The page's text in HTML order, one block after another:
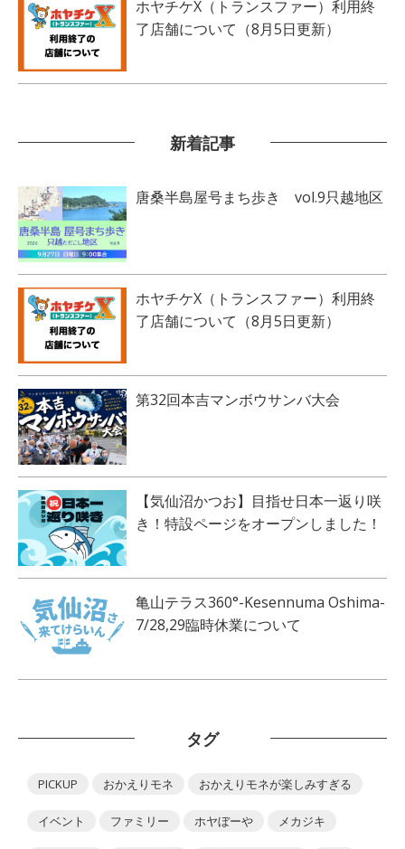
ホヤチケX（トランスファー）利用終
了店舗について（8月5日更新）
新着記事
唐桑半島屋号まち歩き vol.9只越地区
ホヤチケX（トランスファー）利用終
了店舗について（8月5日更新）
第32回本吉マンボウサンバ大会
【気仙沼かつお】目指せ日本一返り咲
き！特設ページをオープンしました！
亀山テラス360°-Kesennuma Oshima-
7/28,29臨時休業について
タグ
PICKUP おかえりモネ おかえりモネが楽しみすぎる
イベント ファミリー ホヤぼーや メカジキ